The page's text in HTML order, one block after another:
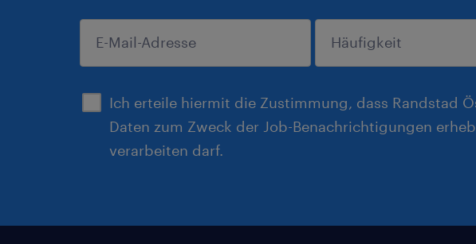
Ich erteile hiermit die Zustimmung, dass Randstad
Daten zum Zweck der Job-Benachrichtigungen
verarbeiten darf.
einreichen